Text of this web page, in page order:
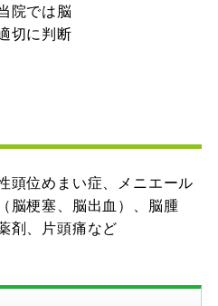
院では脳
切に判断
頭位めまい症、メニエール
脳梗塞、脳出血）、脳腫
剤、片頭痛など